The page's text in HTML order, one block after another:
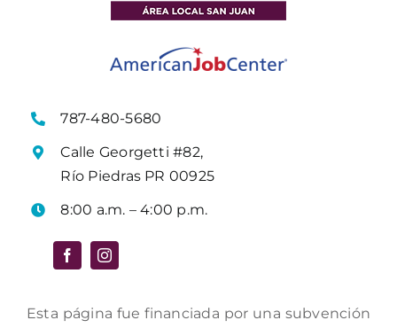
787-480-5680
Calle Georgetti #82,
Río Piedras PR 00925
8:00 a.m. – 4:00 p.m.
Esta página fue financiada por una subvención